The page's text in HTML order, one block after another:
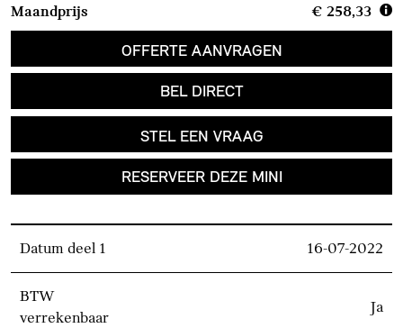
Maandprijs € 258,33
OFFERTE AANVRAGEN
BEL DIRECT
STEL EEN VRAAG
RESERVEER DEZE MINI
Datum deel 1 16-07-2022
BTW
verrekenbaar
Ja